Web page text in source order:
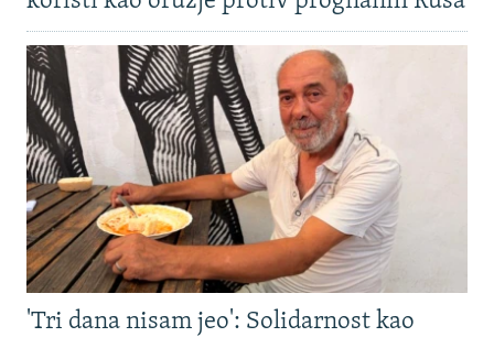
'Tri dana nisam jeo': Solidarnost kao